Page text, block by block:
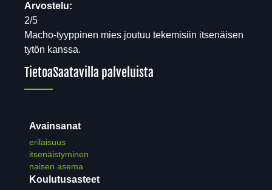
Arvostelu:
2/5
Macho-tyyppinen mies joutuu tekemisiin itsenäisen
tytön kanssa.
TietoaSaatavilla palveluista
Avainsanat
erilaisuus
itsenäistyminen
naisen asema
Koulutusasteet